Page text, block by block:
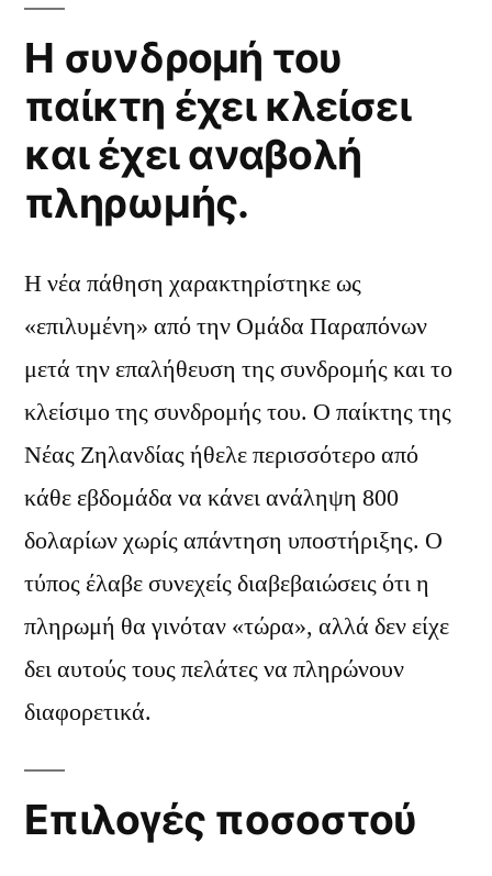
Η συνδρομή του
παίκτη έχει κλείσει
και έχει αναβολή
πληρωμής.
Η νέα πάθηση χαρακτηρίστηκε ως
«επιλυμένη» από την Ομάδα Παραπόνων
μετά την επαλήθευση της συνδρομής και το
κλείσιμο της συνδρομής του. Ο παίκτης της
Νέας Ζηλανδίας ήθελε περισσότερο από
κάθε εβδομάδα να κάνει ανάληψη 800
δολαρίων χωρίς απάντηση υποστήριξης. Ο
τύπος έλαβε συνεχείς διαβεβαιώσεις ότι η
πληρωμή θα γινόταν «τώρα», αλλά δεν είχε
δει αυτούς τους πελάτες να πληρώνουν
διαφορετικά.
Επιλογές ποσοστού